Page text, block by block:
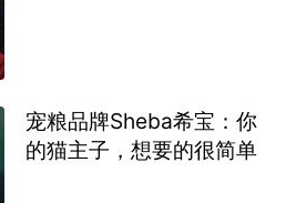
宠粮品牌Sheba希宝：你
的猫主子，想要的很简单